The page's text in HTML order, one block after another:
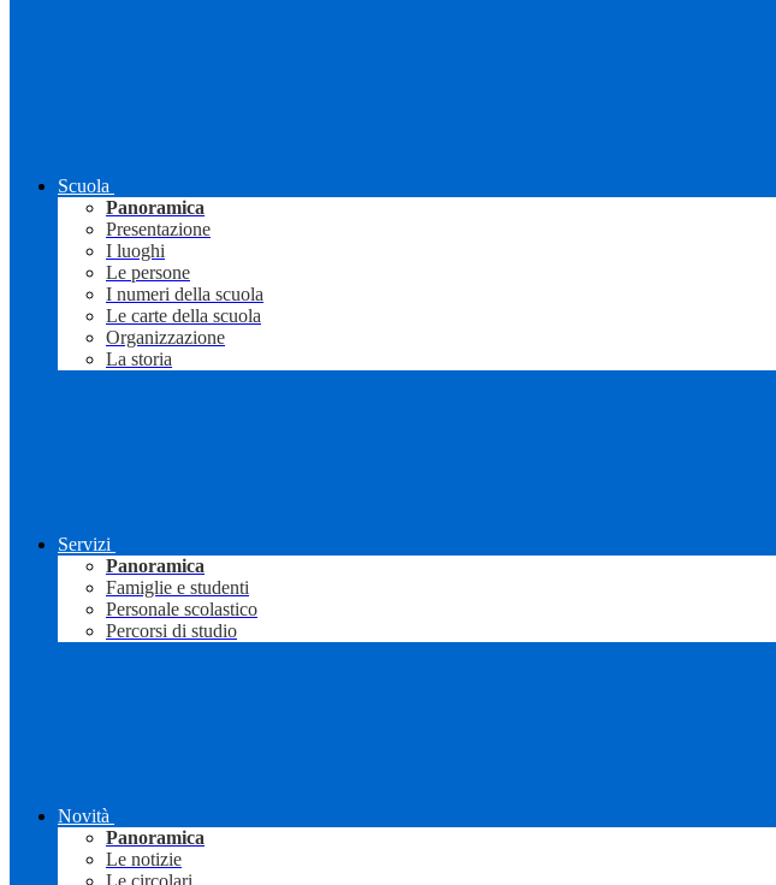
Scuola
Panoramica
Presentazione
I luoghi
Le persone
I numeri della scuola
Le carte della scuola
Organizzazione
La storia
Servizi
Panoramica
Famiglie e studenti
Personale scolastico
Percorsi di studio
Novità
Panoramica
Le notizie